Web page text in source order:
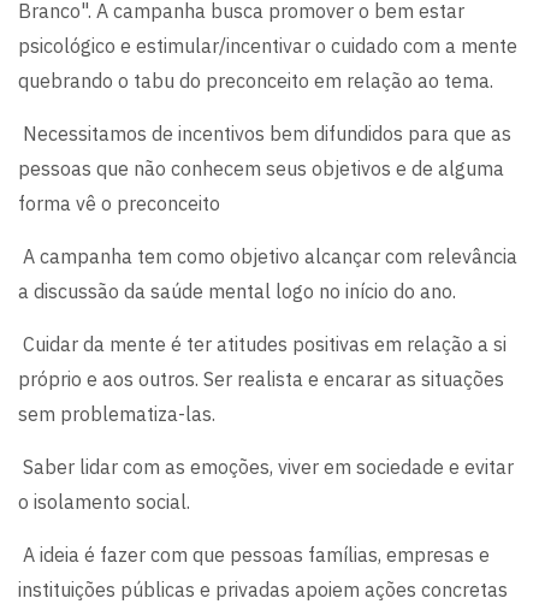
Branco". A campanha busca promover o bem estar
psicológico e estimular/incentivar o cuidado com a mente
quebrando o tabu do preconceito em relação ao tema.
Necessitamos de incentivos bem difundidos para que as
pessoas que não conhecem seus objetivos e de alguma
forma vê o preconceito
A campanha tem como objetivo alcançar com relevância
a discussão da saúde mental logo no início do ano.
Cuidar da mente é ter atitudes positivas em relação a si
próprio e aos outros. Ser realista e encarar as situações
sem problematiza-las.
Saber lidar com as emoções, viver em sociedade e evitar
o isolamento social.
A ideia é fazer com que pessoas famílias, empresas e
instituições públicas e privadas apoiem ações concretas